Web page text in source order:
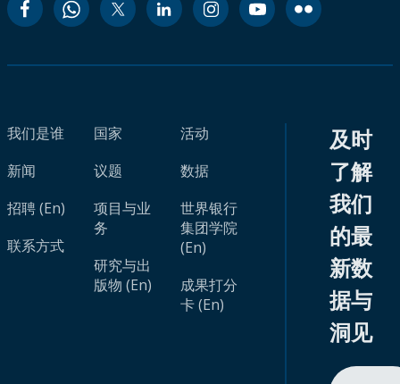
我们是谁
新闻
招聘 (En)
联系方式
国家
议题
项目与业
务
研究与出
版物 (En)
活动
数据
世界银行
集团学院
(En)
成果打分
卡 (En)
及时
了解
我们
的最
新数
据与
洞见